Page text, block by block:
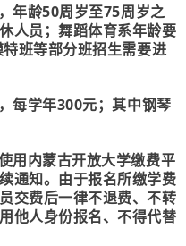
年龄50周岁至75周岁之
人员；舞蹈体育系年龄要
班等部分班招生需要进
每学年300元；其中钢琴
用内蒙古开放大学缴费平
通知。由于报名所缴学费
交费后一律不退费、不转
他人身份报名、不得代替